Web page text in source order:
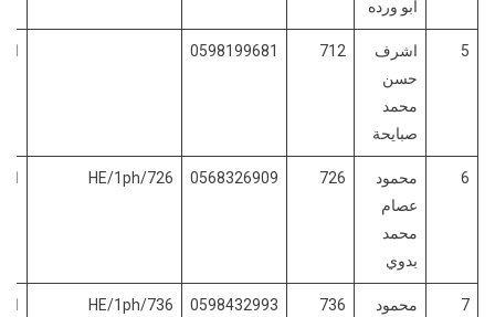
ابو ورده
5
اشرف
حسن
محمد
صبايحة
712
0598199681
6
محمود
عصام
محمد
بدوي
726
0568326909
HE/1ph/726
7
محمود
736
0598432993
HE/1ph/736